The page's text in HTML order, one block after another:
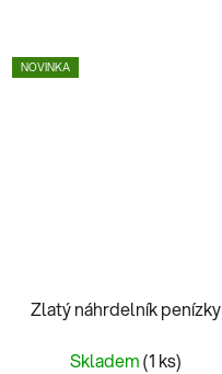
NOVINKA
Zlatý náhrdelník penízky
Skladem(1 ks)